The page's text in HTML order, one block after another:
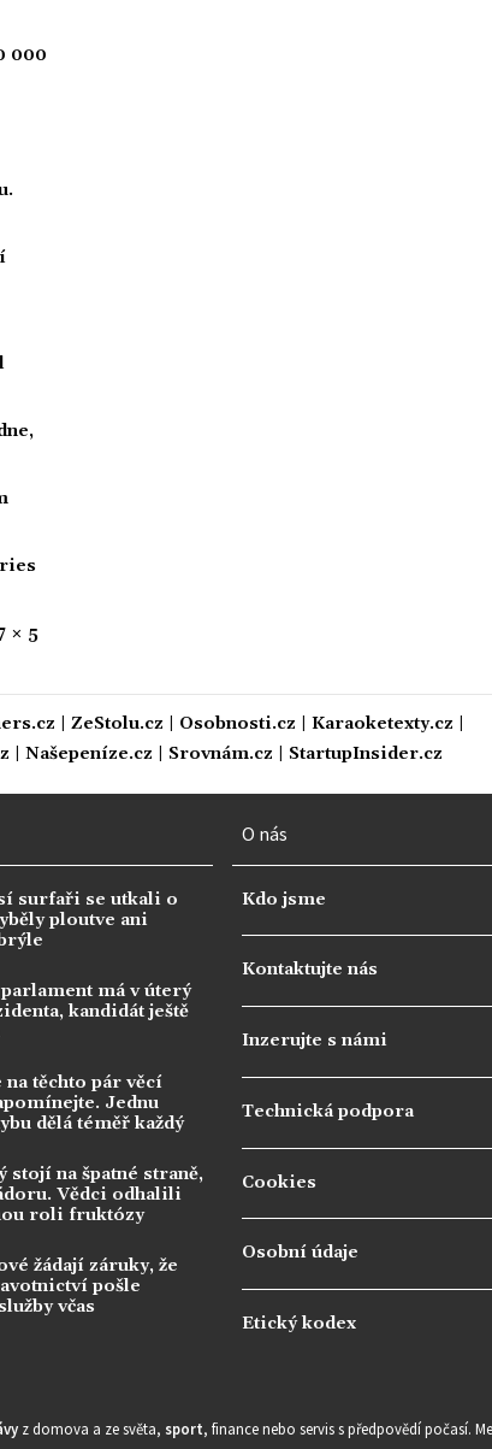
000
× 5
ZeStolu.cz Osobnosti.cz Karaoketexty.cz
Našepeníze.cz Srovnám.cz StartupInsider.cz
surfaři se utkali o
ploutve ani
má v úterý
kandidát ještě
těchto pár věcí
Jednu
dělá téměř každý
stojí na špatné straně,
Vědci odhalili
roli fruktózy
žádají záruky, že
pošle
včas
O nás
Kdo jsme
Kontaktujte nás
Inzerujte s námi
Technická podpora
Cookies
Osobní údaje
Etický kodex
z domova a ze světa, sport, finance nebo servis s předpovědí počasí.